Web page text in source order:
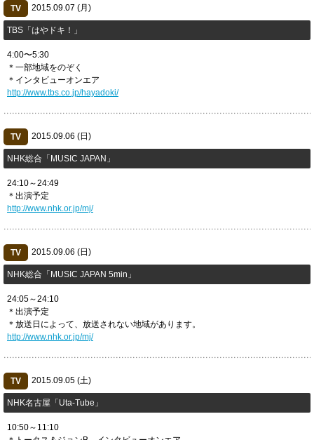
TV 2015.09.07 (月)
TBS「はやドキ！」
4:00〜5:30
＊一部地域をのぞく
＊インタビューオンエア
http://www.tbs.co.jp/hayadoki/
TV 2015.09.06 (日)
NHK総合「MUSIC JAPAN」
24:10～24:49
＊出演予定
http://www.nhk.or.jp/mj/
TV 2015.09.06 (日)
NHK総合「MUSIC JAPAN 5min」
24:05～24:10
＊出演予定
＊放送日によって、放送されない地域があります。
http://www.nhk.or.jp/mj/
TV 2015.09.05 (土)
NHK名古屋「Uta-Tube」
10:50～11:10